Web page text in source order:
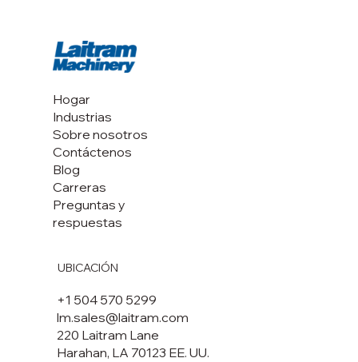
Hogar
Industrias
Sobre nosotros
Contáctenos
Blog
Carreras
Preguntas y
respuestas
UBICACIÓN
+1 504 570 5299
lm.sales@laitram.com
220 Laitram Lane
Harahan, LA 70123 EE. UU.